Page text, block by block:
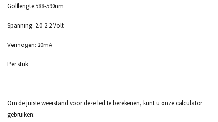
Golflengte:588-590nm
Spanning: 2.0-2.2 Volt
Vermogen: 20mA
Per stuk
Om de juiste weerstand voor deze led te berekenen, kunt u onze calculator
gebruiken: